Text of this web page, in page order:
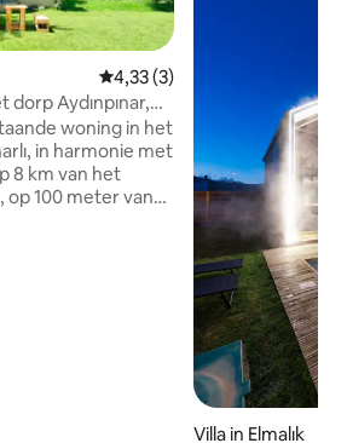
Gemiddelde beoordeling van
4,33 (3)
Aydınpınar,
woning in het
in harmonie met
8 km van het
100 meter van
Villa in Elmalık